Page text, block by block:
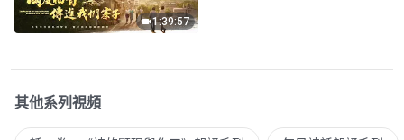
1:39:57
其他系列視頻